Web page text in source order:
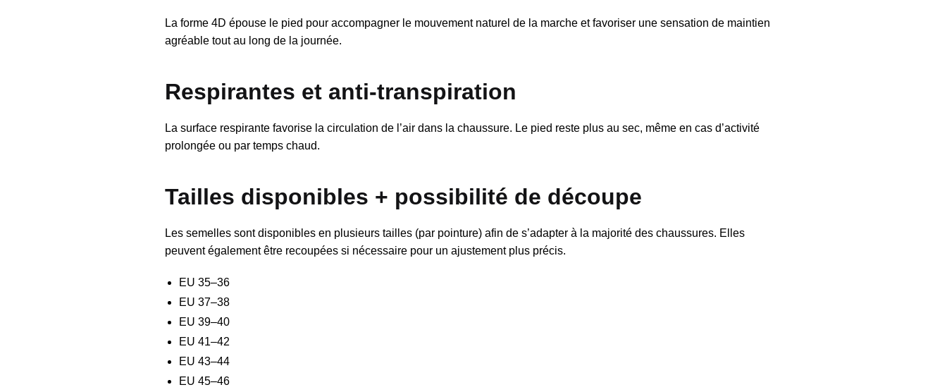
La forme 4D épouse le pied pour accompagner le mouvement naturel de la marche et favoriser une sensation de maintien
agréable tout au long de la journée.
Respirantes et anti-transpiration
La surface respirante favorise la circulation de l’air dans la chaussure. Le pied reste plus au sec, même en cas d’activité
prolongée ou par temps chaud.
Tailles disponibles + possibilité de découpe
Les semelles sont disponibles en plusieurs tailles (par pointure) afin de s’adapter à la majorité des chaussures. Elles
peuvent également être recoupées si nécessaire pour un ajustement plus précis.
EU 35–36
EU 37–38
EU 39–40
EU 41–42
EU 43–44
EU 45–46